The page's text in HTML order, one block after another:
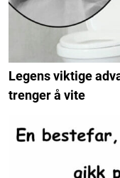
Legens viktige
trenger å vite